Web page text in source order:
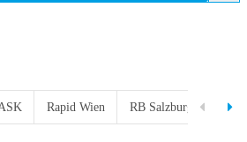
Rapid Wien RB Salzburg